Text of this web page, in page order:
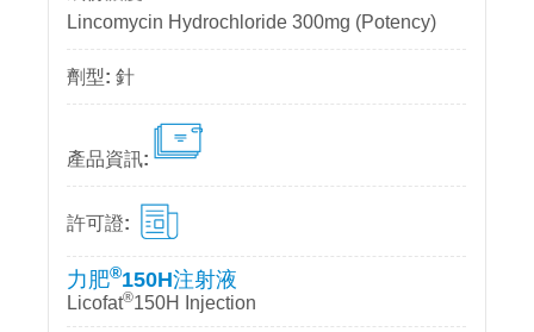
Lincomycin Hydrochloride 300mg (Potency)
針
力肥®150H注射液
Licofat®150H Injection